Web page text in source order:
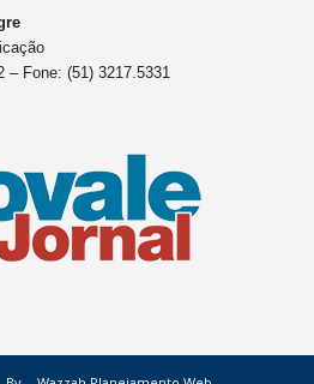
– Fone: (51) 3217.5331